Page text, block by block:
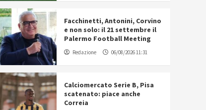
Facchinetti, Antonini, Corvino
e non solo: il 21 settembre il
Palermo Football Meeting
Redazione 06/08/2026 11:31
Calciomercato Serie B, Pisa
scatenato: piace anche
Correia